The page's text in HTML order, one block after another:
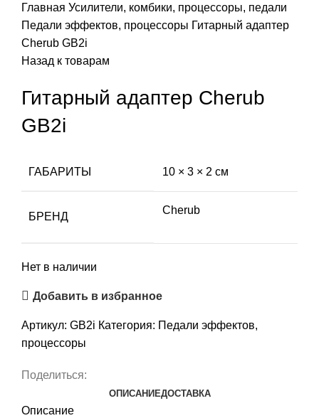
Главная Усилители, комбики, процессоры, педали
Педали эффектов, процессоры Гитарный адаптер
Cherub GB2i
Назад к товарам
Гитарный адаптер Cherub
GB2i
ГАБАРИТЫ 10 × 3 × 2 см
БРЕНД
Cherub
Нет в наличии
Добавить в избранное
Артикул: GB2i Категория: Педали эффектов,
процессоры
Поделиться:
ОПИСАНИЕДОСТАВКА
Описание